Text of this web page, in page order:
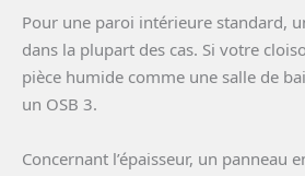
Pour une paroi intérieure standard,
dans la plupart des cas. Si votre
pièce humide comme une salle de
un OSB 3.
Concernant l’épaisseur, un panneau